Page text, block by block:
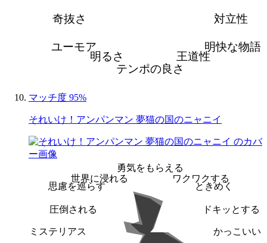
対立性
明快な物語
王道性
テンポの良さ
明るさ
ユーモア
奇抜さ
マッチ度 95%
それいけ！アンパンマン 夢猫の国のニャニイ
勇気をもらえる
ワクワクする
ときめく
ドキッとする
かっこいい
ミステリアス
圧倒される
思慮を巡らす
世界に浸れる